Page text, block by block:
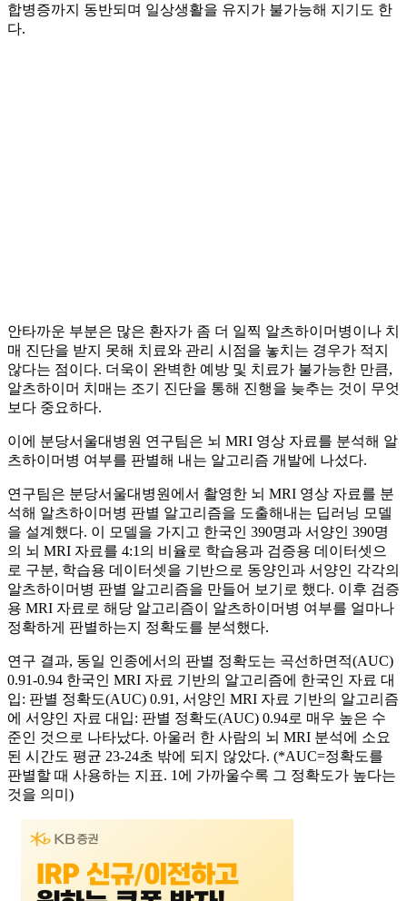
합병증까지 동반되며 일상생활을 유지가 불가능해 지기도 한
다.
안타까운 부분은 많은 환자가 좀 더 일찍 알츠하이머병이나 치
매 진단을 받지 못해 치료와 관리 시점을 놓치는 경우가 적지
않다는 점이다. 더욱이 완벽한 예방 및 치료가 불가능한 만큼,
알츠하이머 치매는 조기 진단을 통해 진행을 늦추는 것이 무엇
보다 중요하다.
이에 분당서울대병원 연구팀은 뇌 MRI 영상 자료를 분석해 알
츠하이머병 여부를 판별해 내는 알고리즘 개발에 나섰다.
연구팀은 분당서울대병원에서 촬영한 뇌 MRI 영상 자료를 분
석해 알츠하이머병 판별 알고리즘을 도출해내는 딥러닝 모델
을 설계했다. 이 모델을 가지고 한국인 390명과 서양인 390명
의 뇌 MRI 자료를 4:1의 비율로 학습용과 검증용 데이터셋으
로 구분, 학습용 데이터셋을 기반으로 동양인과 서양인 각각의
알츠하이머병 판별 알고리즘을 만들어 보기로 했다. 이후 검증
용 MRI 자료로 해당 알고리즘이 알츠하이머병 여부를 얼마나
정확하게 판별하는지 정확도를 분석했다.
연구 결과, 동일 인종에서의 판별 정확도는 곡선하면적(AUC)
0.91-0.94 한국인 MRI 자료 기반의 알고리즘에 한국인 자료 대
입: 판별 정확도(AUC) 0.91, 서양인 MRI 자료 기반의 알고리즘
에 서양인 자료 대입: 판별 정확도(AUC) 0.94로 매우 높은 수
준인 것으로 나타났다. 아울러 한 사람의 뇌 MRI 분석에 소요
된 시간도 평균 23-24초 밖에 되지 않았다. (*AUC=정확도를
판별할 때 사용하는 지표. 1에 가까울수록 그 정확도가 높다는
것을 의미)